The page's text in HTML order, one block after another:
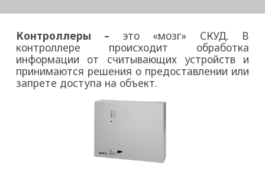
Контроллеры – это «мозг» СКУД. В
контроллере происходит обработка
информации от считывающих устройств и
принимаются решения о предоставлении или
запрете доступа на объект.